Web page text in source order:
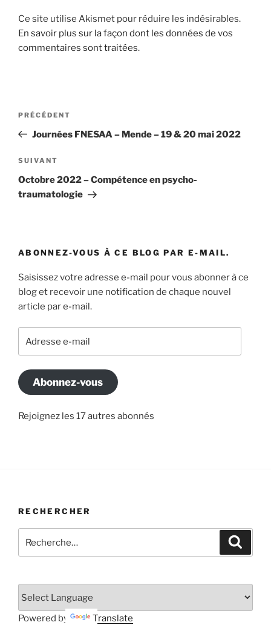
Ce site utilise Akismet pour réduire les indésirables.
En savoir plus sur la façon dont les données de vos
commentaires sont traitées.
Navigation
l’article
Article
précédent
PRÉCÉDENT
Journées FNESAA – Mende – 19 & 20 mai 2022
Article
suivant
SUIVANT
Octobre 2022 – Compétence en psycho-
traumatologie
ABONNEZ-VOUS À CE BLOG PAR E-MAIL.
Saisissez votre adresse e-mail pour vous abonner à ce
blog et recevoir une notification de chaque nouvel
article par e-mail.
e-
Abonnez-vous
Rejoignez les 17 autres abonnés
RECHERCHER
pour
Powered by Translate